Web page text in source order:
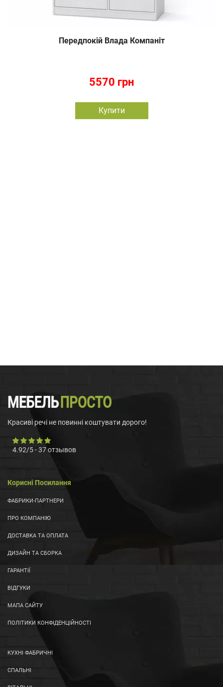
Передпокій Влада Компаніт
5570 грн
Купити
Красиві речі не повинні коштувати дорого!
4.92/5-37отзывов
Корисні Посилання
ФАБРИКИ-ПАРТНЕРИ
ПРО КОМПАНІЮ
ДОСТАВКА ТА ОПЛАТА
ДИЗАЙН ТА СБОРКА
ГАРАНТІЇ
ВІДГУКИ
МАПА САЙТУ
ПОЛІТИКИ КОНФІДЕНЦІЙНОСТІ
КУХНІ ФАБРИЧНІ
СПАЛЬНІ